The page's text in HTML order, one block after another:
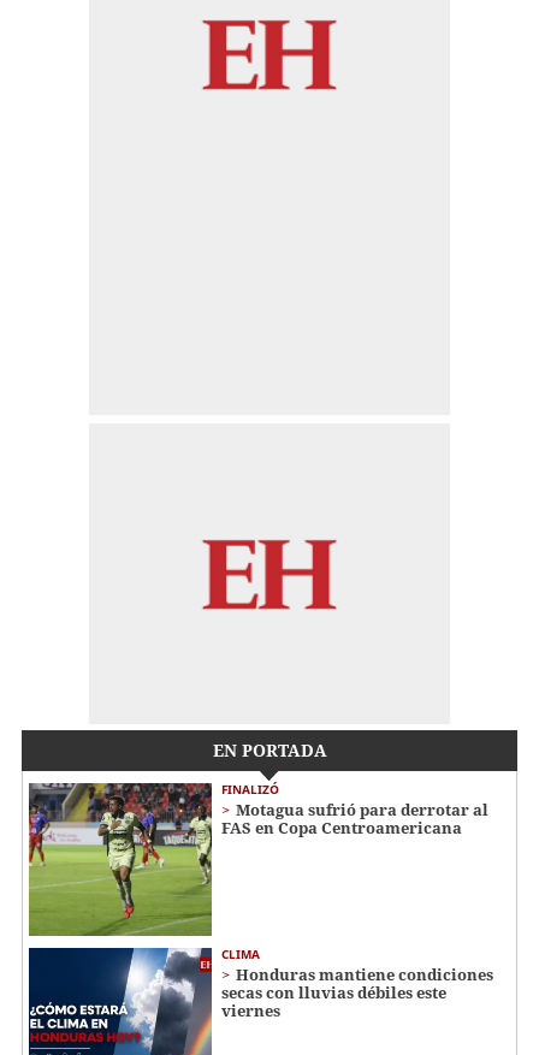
EN PORTADA
FINALIZÓ
Motagua sufrió para derrotar al
FAS en Copa Centroamericana
CLIMA
Honduras mantiene condiciones
secas con lluvias débiles este
viernes